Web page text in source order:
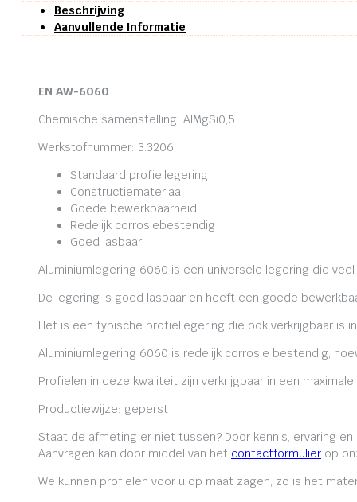
Beschrijving
Aanvullende Informatie
EN AW-6060
Chemische samenstelling: AlMgSi0,5
Werkstofnummer: 3.3206
Standaard profiellegering
Constructiemateriaal
Goede bewerkbaarheid
Redelijk corrosiebestendig
Goed lasbaar
Aluminiumlegering 6060 is een universele legering die
De legering is goed lasbaar en heeft een goede
Het is een typische profiellegering die ook verkrijgbaar is
Aluminiumlegering 6060 is redelijk corrosie bestendig,
Profielen in deze kwaliteit zijn verkrijgbaar in een
Productiewijze: geperst
Staat de afmeting er niet tussen? Door kennis, ervaring
Aanvragen kan door middel van het contactformulier op
We kunnen profielen voor u op maat zagen, zo is het